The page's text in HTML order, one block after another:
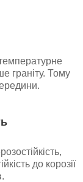
граніту. Тому
до корозії